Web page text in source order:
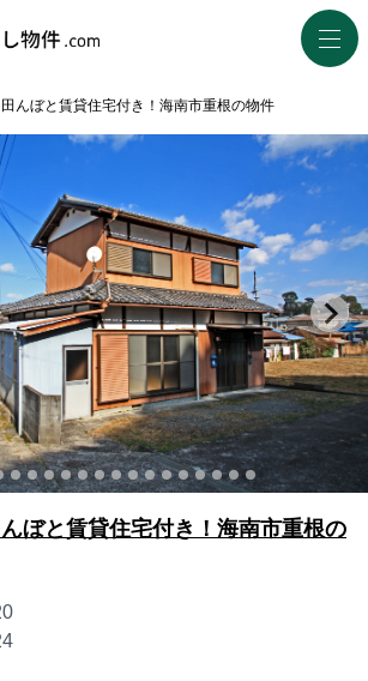
田んぼと賃貸住宅付き！海南市重根の物件
んぼと賃貸住宅付き！海南市重根の